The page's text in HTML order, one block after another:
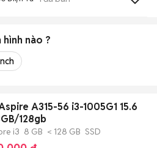
hình nào ?
A315-56 i3-1005G1 15.6
128gb
i3 8 GB < 128 GB SSD